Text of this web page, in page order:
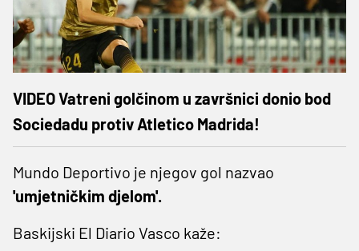
VIDEO Vatreni golčinom u završnici donio bod
Sociedadu protiv Atletico Madrida!
Mundo Deportivo je njegov gol nazvao
'umjetničkim djelom'.
Baskijski El Diario Vasco kaže: